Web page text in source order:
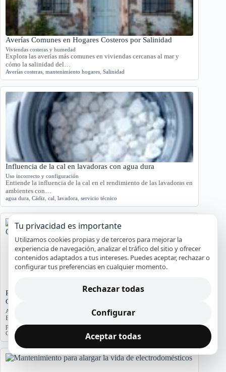
Averías Comunes en Hogares Costeros por Salinidad
Viviendas costeras y humedad
Explora las averías más comunes en viviendas cercanas al mar y
cómo la salinidad del…
Averías costeras mantenimiento hogares Salinidad
Influencia de la cal en lavadoras con agua dura
Uso incorrecto y configuración
Entiende la influencia de la cal en el rendimiento de las lavadoras en
ambientes con…
agua dura Cádiz cal lavadora servicio técnico
Problemas de Electrodomésticos en Pisos Antiguos de
Cádiz
Averías y orientación en Cádiz
Exploramos los problemas más comunes de electrodomésticos en
pisos antiguos de Cádiz, considerando la humedad…
Cádiz problemas comunes soluciones
Tu privacidad es importante
Utilizamos cookies propias y de terceros para mejorar la
experiencia de navegación, analizar el tráfico del sitio y ofrecer
contenidos adaptados a tus intereses. Puedes aceptar, rechazar o
configurar tus preferencias en cualquier momento.
Rechazar todas
Configurar
Aceptar todas